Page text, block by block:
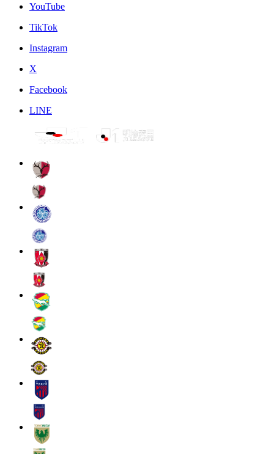
YouTube
TikTok
Instagram
X
Facebook
LINE